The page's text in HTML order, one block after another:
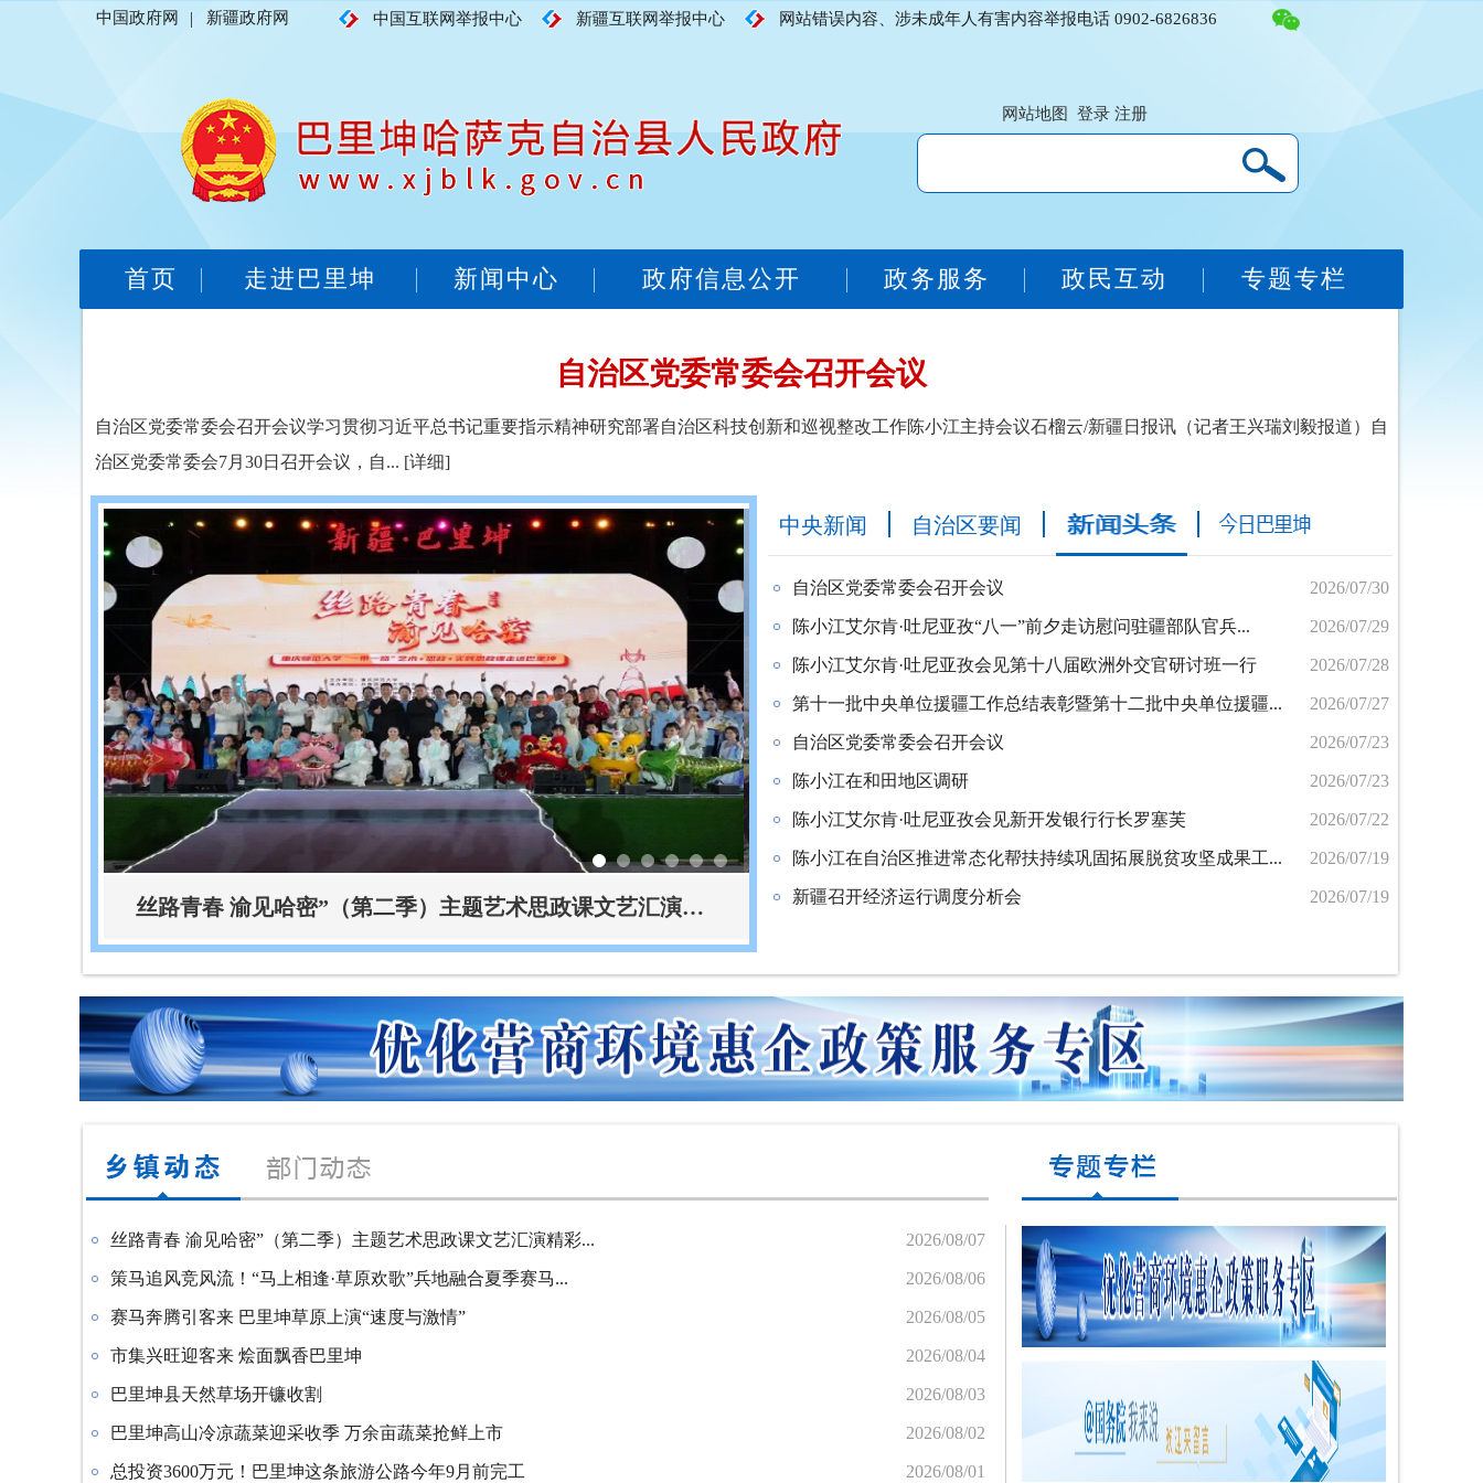
中国政府网 | 新疆政府网 中国互联网举报中心 新疆互联网举报中心 网站错误内容、涉未成年人有害内容举报电话 0902-6826836
网站地图 登录 注册
首页 走进巴里坤 新闻中心 政府信息公开 政务服务 政民互动 专题专栏
自治区党委常委会召开会议
自治区党委常委会召开会议学习贯彻习近平总书记重要指示精神研究部署自治区科技创新和巡视整改工作陈小江主持会议石榴云/新疆日报讯（记者王兴瑞刘毅报道）自
治区党委常委会7月30日召开会议，自... [详细]
丝路青春 渝见哈密”（第二季）主题艺术思政课文艺汇演精彩上演 策马追风竞风流！“马上相逢·草原欢歌”兵地融合夏季赛马活动本...
中央新闻 自治区要闻
自治区党委常委会召开会议 2026/07/30
陈小江艾尔肯·吐尼亚孜“八一”前夕走访慰问驻疆部队官兵... 2026/07/29
陈小江艾尔肯·吐尼亚孜会见第十八届欧洲外交官研讨班一行 2026/07/28
第十一批中央单位援疆工作总结表彰暨第十二批中央单位援疆... 2026/07/27
自治区党委常委会召开会议 2026/07/23
陈小江在和田地区调研 2026/07/23
陈小江艾尔肯·吐尼亚孜会见新开发银行行长罗塞芙 2026/07/22
陈小江在自治区推进常态化帮扶持续巩固拓展脱贫攻坚成果工... 2026/07/19
新疆召开经济运行调度分析会 2026/07/19
丝路青春 渝见哈密”（第二季）主题艺术思政课文艺汇演精彩... 2026/08/07
策马追风竞风流！“马上相逢·草原欢歌”兵地融合夏季赛马... 2026/08/06
赛马奔腾引客来 巴里坤草原上演“速度与激情” 2026/08/05
市集兴旺迎客来 烩面飘香巴里坤 2026/08/04
巴里坤县天然草场开镰收割 2026/08/03
巴里坤高山冷凉蔬菜迎采收季 万余亩蔬菜抢鲜上市 2026/08/02
总投资3600万元！巴里坤这条旅游公路今年9月前完工 2026/08/01